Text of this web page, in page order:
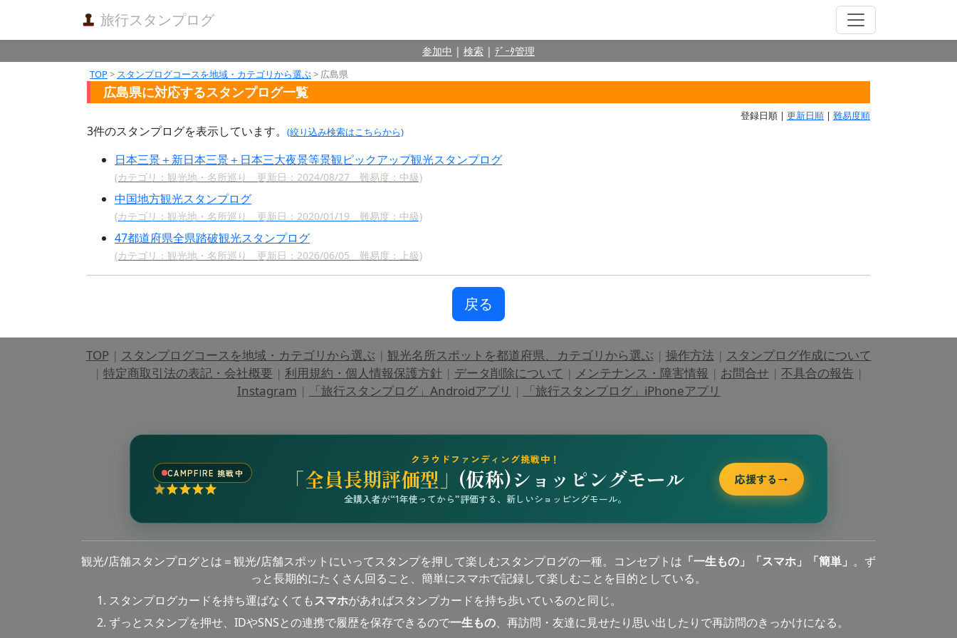
旅行スタンプログ
参加中 | 検索 | ﾃﾞｰﾀ管理
TOP> スタンプログコースを地域・カテゴリから選ぶ> 広島県
広島県に対応するスタンプログ一覧
登録日順 | 更新日順 | 難易度順
3件のスタンプログを表示しています。 (絞り込み検索はこちらから)
日本三景＋新日本三景＋日本三大夜景等景観ピックアップ観光スタンプログ
(カテゴリ：観光地・名所巡り 更新日：2024/08/27 難易度：中級)
中国地方観光スタンプログ
(カテゴリ：観光地・名所巡り 更新日：2020/01/19 難易度：中級)
47都道府県全県踏破観光スタンプログ
(カテゴリ：観光地・名所巡り 更新日：2026/06/05 難易度：上級)
戻る
TOP| スタンプログコースを地域・カテゴリから選ぶ | 観光名所スポットを都道府県、カテゴリから選ぶ | 操作方法| スタンプログ作成について
| 特定商取引法の表記・会社概要 | 利用規約・個人情報保護方針 | データ削除について | メンテナンス・障害情報 | お問合せ | 不具合の報告 |
Instagram | 「旅行スタンプログ」Androidアプリ | 「旅行スタンプログ」iPhoneアプリ
CAMPFIRE 挑戦中
クラウドファンディング挑戦中！
「全員長期評価型」 (仮称)ショッピングモール
全購入者が“1年使ってから”評価する、新しいショッピングモール。
応援する→
観光/店舗スタンプログとは＝観光/店舗スポットにいってスタンプを押して楽しむスタンプログの一種。コンセプトは 「一生もの」「スマホ」「簡単」 。ず
っと長期的にたくさん回ること、簡単にスマホで記録して楽しむことを目的としている。
スタンプログカードを持ち運ばなくてもスマホがあればスタンプカードを持ち歩いているのと同じ。
ずっとスタンプを押せ、IDやSNSとの連携で履歴を保存できるので一生もの、再訪問・友達に見せたり思い出したりで再訪問のきっかけになる。